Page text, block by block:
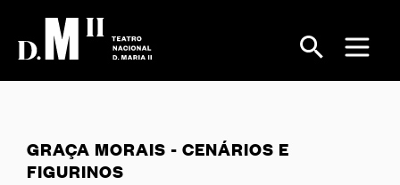
GRAÇA MORAIS - CENÁRIOS E
FIGURINOS